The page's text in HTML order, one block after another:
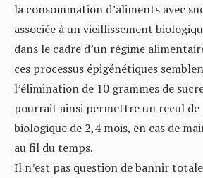
la consommation d’aliments avec
associée à un vieillissement
dans le cadre d’un régime
ces processus épigénétiques
l’élimination de 10 grammes de
pourrait ainsi permettre un recul de
biologique de 2,4 mois, en cas de
au fil du temps.
Il n’est pas question de bannir